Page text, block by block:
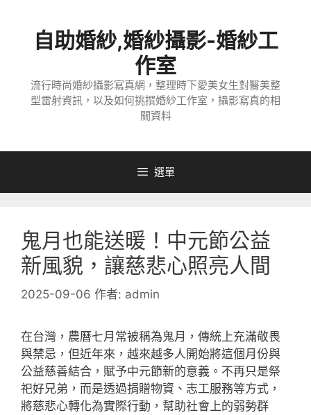
自助婚紗,婚紗攝影-婚紗工
作室
流行時尚婚紗攝影寫真網，整理時下愛美女生對醫美整
型雷射資訊，以及如何挑撰婚紗工作室，攝影寫真的相
關資料
選單
鬼月也能送暖！中元節公益
新風貌，讓慈悲心照亮人間
2025-09-06 作者: admin
在台灣，農曆七月常被稱為鬼月，傳統上充滿敬畏
與禁忌，但近年來，越來越多人開始將這個月份與
公益慈善結合，賦予中元節新的意義。不再只是祭
祀好兄弟，而是透過捐贈物資、志工服務等方式，
將慈悲心轉化為實際行動，幫助社會上的弱勢群